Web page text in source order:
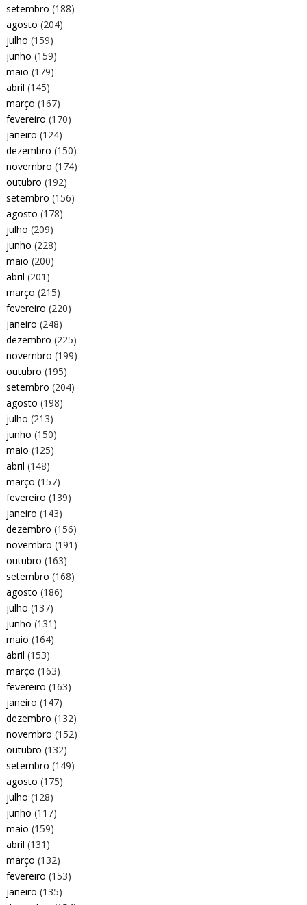
setembro (188)
agosto (204)
julho (159)
junho (159)
maio (179)
abril (145)
março (167)
fevereiro (170)
janeiro (124)
dezembro (150)
novembro (174)
outubro (192)
setembro (156)
agosto (178)
julho (209)
junho (228)
maio (200)
abril (201)
março (215)
fevereiro (220)
janeiro (248)
dezembro (225)
novembro (199)
outubro (195)
setembro (204)
agosto (198)
julho (213)
junho (150)
maio (125)
abril (148)
março (157)
fevereiro (139)
janeiro (143)
dezembro (156)
novembro (191)
outubro (163)
setembro (168)
agosto (186)
julho (137)
junho (131)
maio (164)
abril (153)
março (163)
fevereiro (163)
janeiro (147)
dezembro (132)
novembro (152)
outubro (132)
setembro (149)
agosto (175)
julho (128)
junho (117)
maio (159)
abril (131)
março (132)
fevereiro (153)
janeiro (135)